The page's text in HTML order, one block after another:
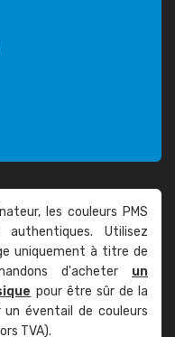
les couleurs PMS
Utilisez
uniquement à titre de
d'acheter un
pour être sûr de la
un éventail de couleurs
TVA).